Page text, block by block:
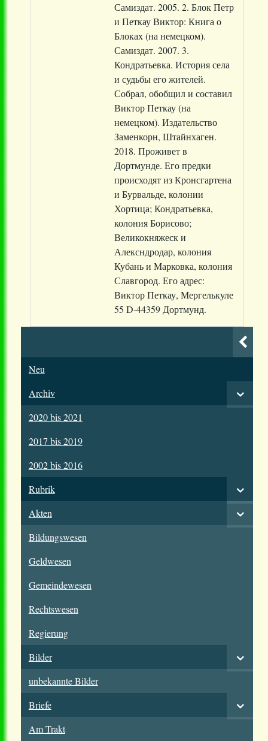
Самиздат. 2005. 2. Блок Петр
и Петкау Виктор: Книга о
Блоках (на немецком).
Самиздат. 2007. 3.
Кондратьевка. История села
и судьбы его жителей.
Собрал, обобщил и составил
Виктор Петкау (на
немецком). Издательство
Заменкорн, Штайнхаген.
2018. Проживет в
Дортмунде. Его предки
происходят из Кронсгартена
и Бурвальде, колонии
Хортица; Кондратьевка,
колония Борисово;
Великокняжеск и
Алексндродар, колония
Кубань и Марковка, колония
Славгород. Его адрес:
Виктор Петкау, Мергелькуле
55 D-44359 Дортмунд.
Neu
Archiv
2020 bis 2021
2017 bis 2019
2002 bis 2016
Rubrik
Akten
Bildungswesen
Geldwesen
Gemeindewesen
Rechtswesen
Regierung
Bilder
unbekannte Bilder
Briefe
Am Trakt